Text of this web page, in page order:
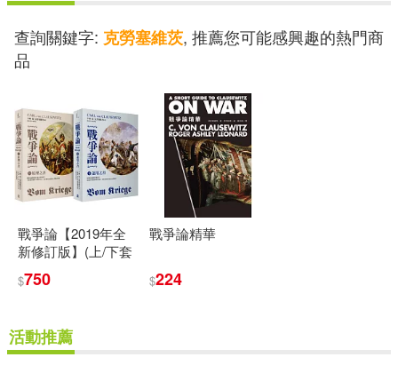
查詢關鍵字: 克勞塞維茨, 推薦您可能感興趣的熱門商
品
戰爭論【2019年全
新修訂版】(上/下套
$750
戰爭論精華
$224
活動推薦